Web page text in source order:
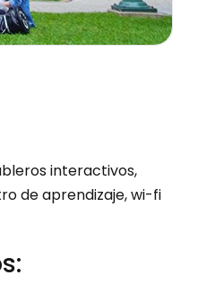
interactivos,
de aprendizaje, wi-fi